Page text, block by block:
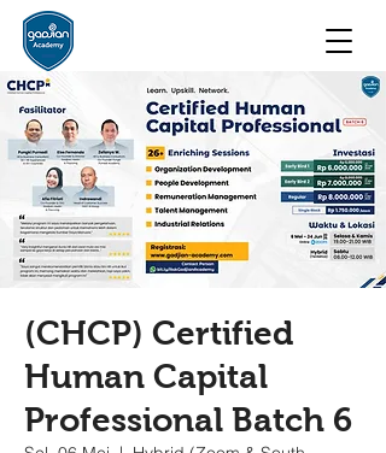
(CHCP) Certified
Human Capital
Professional Batch 6